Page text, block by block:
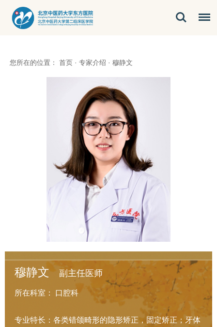
您所在的位置： 首页 · 专家介绍 · 穆静文
穆静文 副主任医师
所在科室： 口腔科
专业特长：各类错颌畸形的隐形矫正，固定矫正；牙体